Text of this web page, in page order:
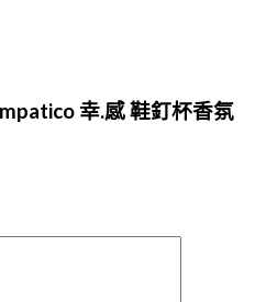
幸.感 鞋釘杯香氛